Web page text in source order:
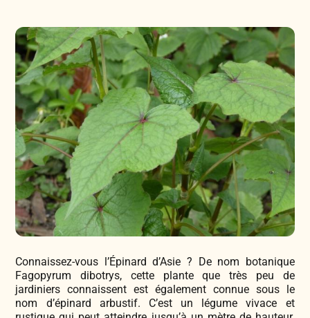
Légumes & Potagères
Aromatiques & Comestibles
Fleurs, Prairies, Engrais verts
Accesoires de Jardinage
Coffrets & Idées Cadeaux
Tisanes & Infusions BIO
Faire-part à semer
Jardinage au naturel
Découvertes végétales
Plantes & Gastronomie
Bricolage & Inspirations
Notre philosophie
Ateliers & Evènements
Visitez notre magasin
Maraichers & Revendeurs
Connaissez-vous l’Épinard d’Asie ? De nom botanique
Fagopyrum dibotrys, cette plante que très peu de
jardiniers connaissent est également connue sous le
nom d’épinard arbustif. C’est un légume vivace et